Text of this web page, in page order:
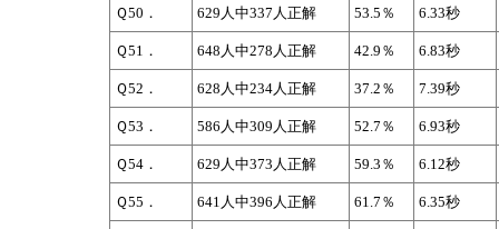
Ｑ50． 629人中337人正解 53.5％ 6.33秒
Ｑ51． 648人中278人正解 42.9％ 6.83秒
Ｑ52． 628人中234人正解 37.2％ 7.39秒
Ｑ53． 586人中309人正解 52.7％ 6.93秒
Ｑ54． 629人中373人正解 59.3％ 6.12秒
Ｑ55． 641人中396人正解 61.7％ 6.35秒